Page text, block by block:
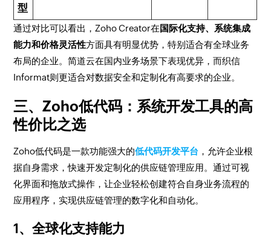
型
通过对比可以看出，Zoho Creator在国际化支持、系统集成
能力和价格灵活性方面具有明显优势，特别适合有全球业务
布局的企业。简道云在国内业务场景下表现优异，而织信
Informat则更适合对数据安全和定制化有高要求的企业。
三、Zoho低代码：系统开发工具的高
性价比之选
Zoho低代码是一款功能强大的低代码开发平台 ，允许企业根
据自身需求，快速开发定制化的供应链管理应用。通过可视
化界面和拖放式操作，让企业轻松创建符合自身业务流程的
应用程序，实现供应链管理的数字化和自动化。
1、全球化支持能力